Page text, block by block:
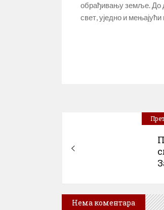
обрађивању земље. До
свет, уједно и
Нема коментара